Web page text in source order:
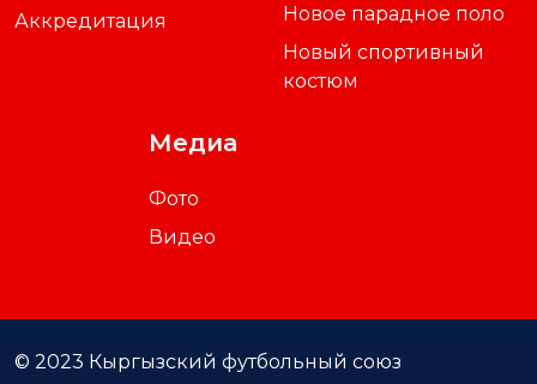
Аккредитация
Новое парадное поло
Новый спортивный
костюм
Медиа
Фото
Видео
© 2023 Кыргызский футбольный союз